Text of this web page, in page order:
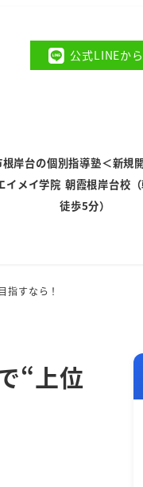
公式LINEか
岸台の個別指導塾＜新規
イメイ学院 朝霞根岸台校
徒歩5分）
指すなら！
“上位